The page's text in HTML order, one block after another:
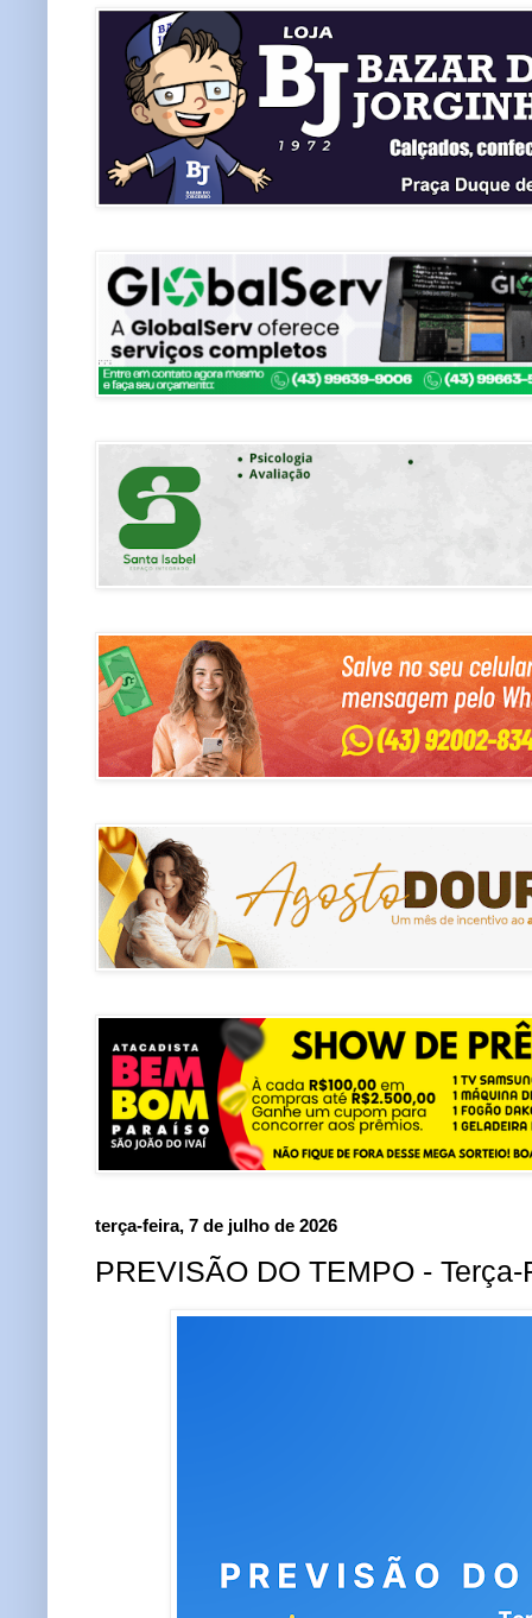
terça-feira, 7 de julho de 2026
PREVISÃO DO TEMPO -